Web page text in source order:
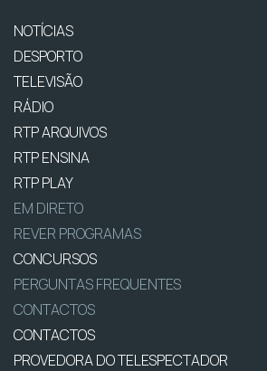
NOTÍCIAS
DESPORTO
TELEVISÃO
RÁDIO
RTP ARQUIVOS
RTP ENSINA
RTP PLAY
EM DIRETO
REVER PROGRAMAS
CONCURSOS
PERGUNTAS FREQUENTES
CONTACTOS
CONTACTOS
PROVEDORA DO TELESPECTADOR